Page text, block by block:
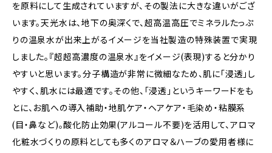
を原料にして生成されていますが、その製法に大きな違いがござ
います。天光水は、地下の奥深くで、超高温高圧でミネラルたっぷ
りの温泉水が出来上がるイメージを当社製造の特殊装置で実現
しました。『超超高濃度の温泉水』をイメージ(表現)すると分かり
やすいと思います。分子構造が非常に微細なため、肌に「浸透」し
やすく、肌水には最適です。その他、「浸透」というキーワードをも
とに、お肌への導入補助・地肌ケア・ヘアケア・毛染め・粘膜系
(目・鼻など)。酸化防止効果(アルコール不要)を活用して、アロマ
化粧水づくりの原料としても多くのアロマ＆ハーブの愛用者様に